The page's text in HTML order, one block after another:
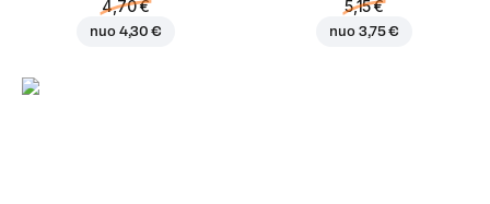
4,70 €
nuo 4,30 €
5,15 €
nuo 3,75 €